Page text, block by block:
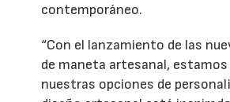
contemporáneo.
“Con el lanzamiento de las
de maneta artesanal,
nuestras opciones de